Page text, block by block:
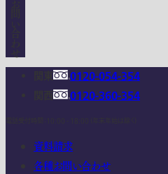
0120-054-354
0120-360-354
資料請求
各種お問い合わせ